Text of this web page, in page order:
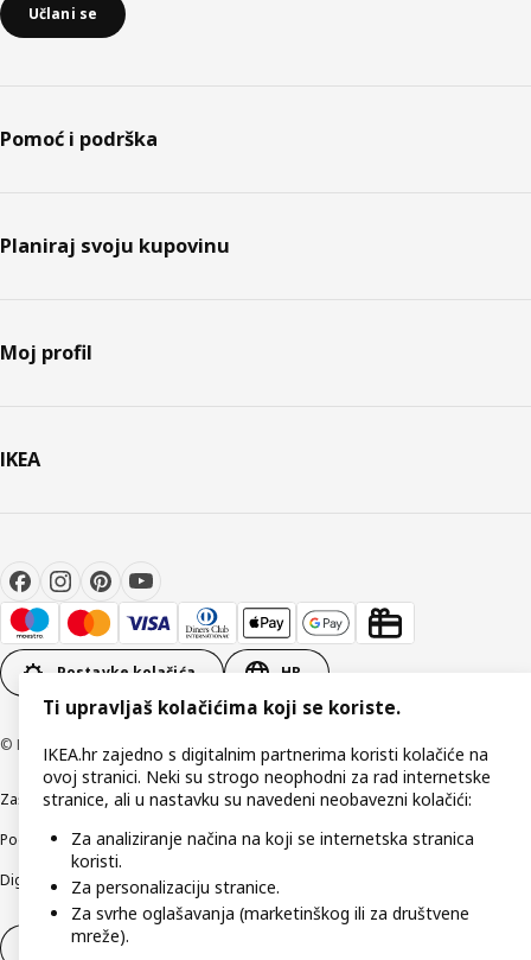
Učlani se
Pomoć i podrška
Planiraj svoju kupovinu
Moj profil
IKEA
Postavke kolačića HR
© Inter IKEA Systems B.V 1999-2026
Zaštita privatnostiKako koristimo kolačiće (Cookies)Uvjeti poslovanja
Podaci o tvrtki IKEA HrvatskaEtično otkrivanje sigurnosnih nedostataka
Digitalna pristupačnost
Jednostrani raskid ugovora
Ti upravljaš kolačićima koji se koriste.
IKEA.hr zajedno s digitalnim partnerima koristi kolačiće na
ovoj stranici. Neki su strogo neophodni za rad internetske
stranice, ali u nastavku su navedeni neobavezni kolačići:
Za analiziranje načina na koji se internetska stranica
koristi.
Za personalizaciju stranice.
Za svrhe oglašavanja (marketinškog ili za društvene
mreže).